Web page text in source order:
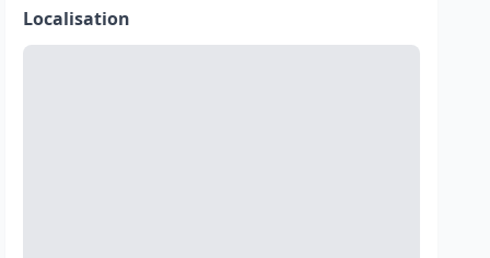
Localisation